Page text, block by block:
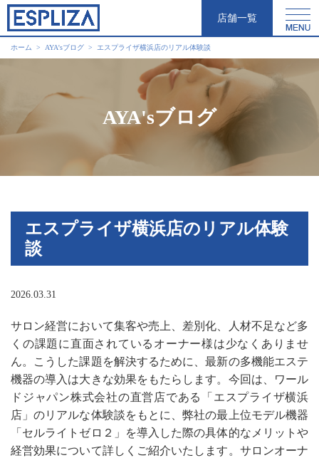
店舗一覧
ホーム AYA'sブログ エスプライザ横浜店のリアル体験談
AYA'sブログ
エスプライザ横浜店のリアル体験
談
2026.03.31
サロン経営において集客や売上、差別化、人材不足など多
くの課題に直面されているオーナー様は少なくありませ
ん。こうした課題を解決するために、最新の多機能エステ
機器の導入は大きな効果をもたらします。今回は、ワール
ドジャパン株式会社の直営店である「エスプライザ横浜
店」のリアルな体験談をもとに、弊社の最上位モデル機器
「セルライトゼロ２」を導入した際の具体的なメリットや
経営効果について詳しくご紹介いたします。サロンオーナ